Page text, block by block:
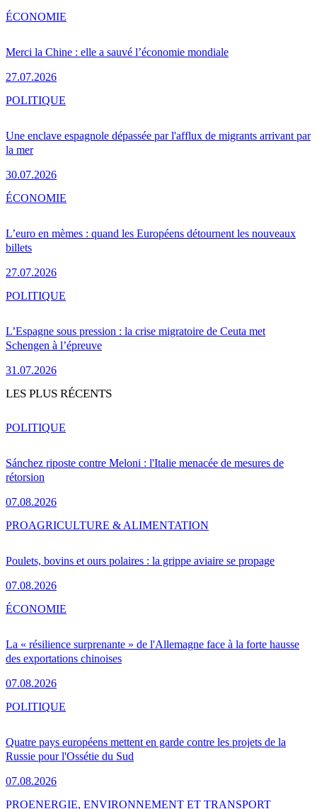
Merci la Chine : elle a sauvé l’économie mondiale
27.07.2026
ÉCONOMIE
Une enclave espagnole dépassée par l'afflux de migrants arrivant par
la mer
30.07.2026
POLITIQUE
L’euro en mèmes : quand les Européens détournent les nouveaux
billets
27.07.2026
ÉCONOMIE
L’Espagne sous pression : la crise migratoire de Ceuta met
Schengen à l’épreuve
31.07.2026
POLITIQUE
LES PLUS RÉCENTS
Sánchez riposte contre Meloni : l'Italie menacée de mesures de
rétorsion
07.08.2026
POLITIQUE
Poulets, bovins et ours polaires : la grippe aviaire se propage
07.08.2026
PROAGRICULTURE & ALIMENTATION
La « résilience surprenante » de l'Allemagne face à la forte hausse
des exportations chinoises
07.08.2026
ÉCONOMIE
Quatre pays européens mettent en garde contre les projets de la
Russie pour l'Ossétie du Sud
07.08.2026
POLITIQUE
PROENERGIE, ENVIRONNEMENT ET TRANSPORT